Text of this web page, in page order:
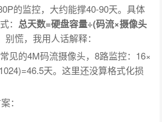
的监控，大约能撑40-90天。具体
： 总天数=硬盘容量÷(码流×摄像头
别慌，我用人话解释：
见的4M码流摄像头，8路监控：16×
天。这里还没算格式化损
：